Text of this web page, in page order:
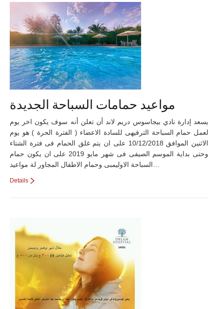
مواعيد حمامات السباحة الجديدة
يسعد إدارة نادي بيجاسوس دريم لاند أن تعلن أنه سوف يكون اخر يوم
لعمل حمام السباحة الترفيهى للسادة الاعضاء ( الفترة الحرة ) هو يوم
الاثنين الموافق 10/12/2018 على ان يتم غلق الحمام فى فترة الشتاء
وحتى بداية الموسم الصيفى فى شهر مايو 2019 على ان يكون حمام
Details